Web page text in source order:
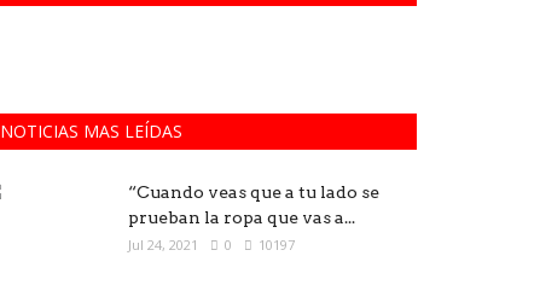
NOTICIAS MAS LEÍDAS
“Cuando veas que a tu lado se
prueban la ropa que vas a...
Jul 24, 2021 0 10197